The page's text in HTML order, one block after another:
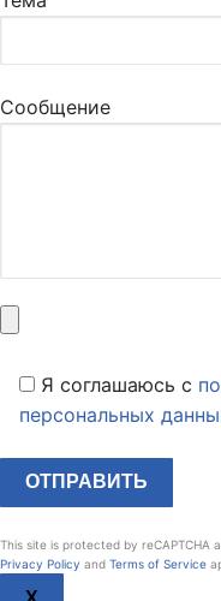
Сообщение
Я соглашаюсь c
персональных
This site is protected by reCAPTCHA
Privacy Policy and Terms of Service